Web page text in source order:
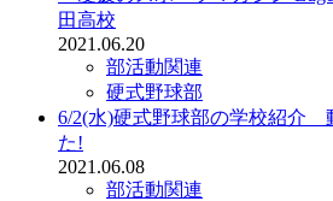
田高校
2021.06.20
部活動関連
硬式野球部
6/2(水)硬式野球部の学校紹介
た!
2021.06.08
部活動関連